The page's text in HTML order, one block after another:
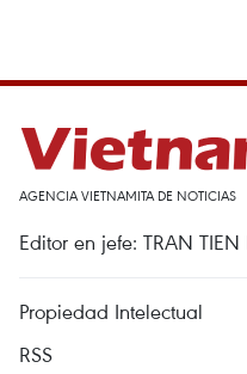
AGENCIA VIETNAMITA DE NOTICIAS
Editor en jefe: TRAN TIEN
Propiedad Intelectual
RSS